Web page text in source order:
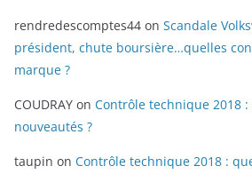
rendredescomptes44 on Scandale
président, chute boursière…quelles
marque ?
COUDRAY on Contrôle technique 2018
nouveautés ?
taupin on Contrôle technique 2018 :